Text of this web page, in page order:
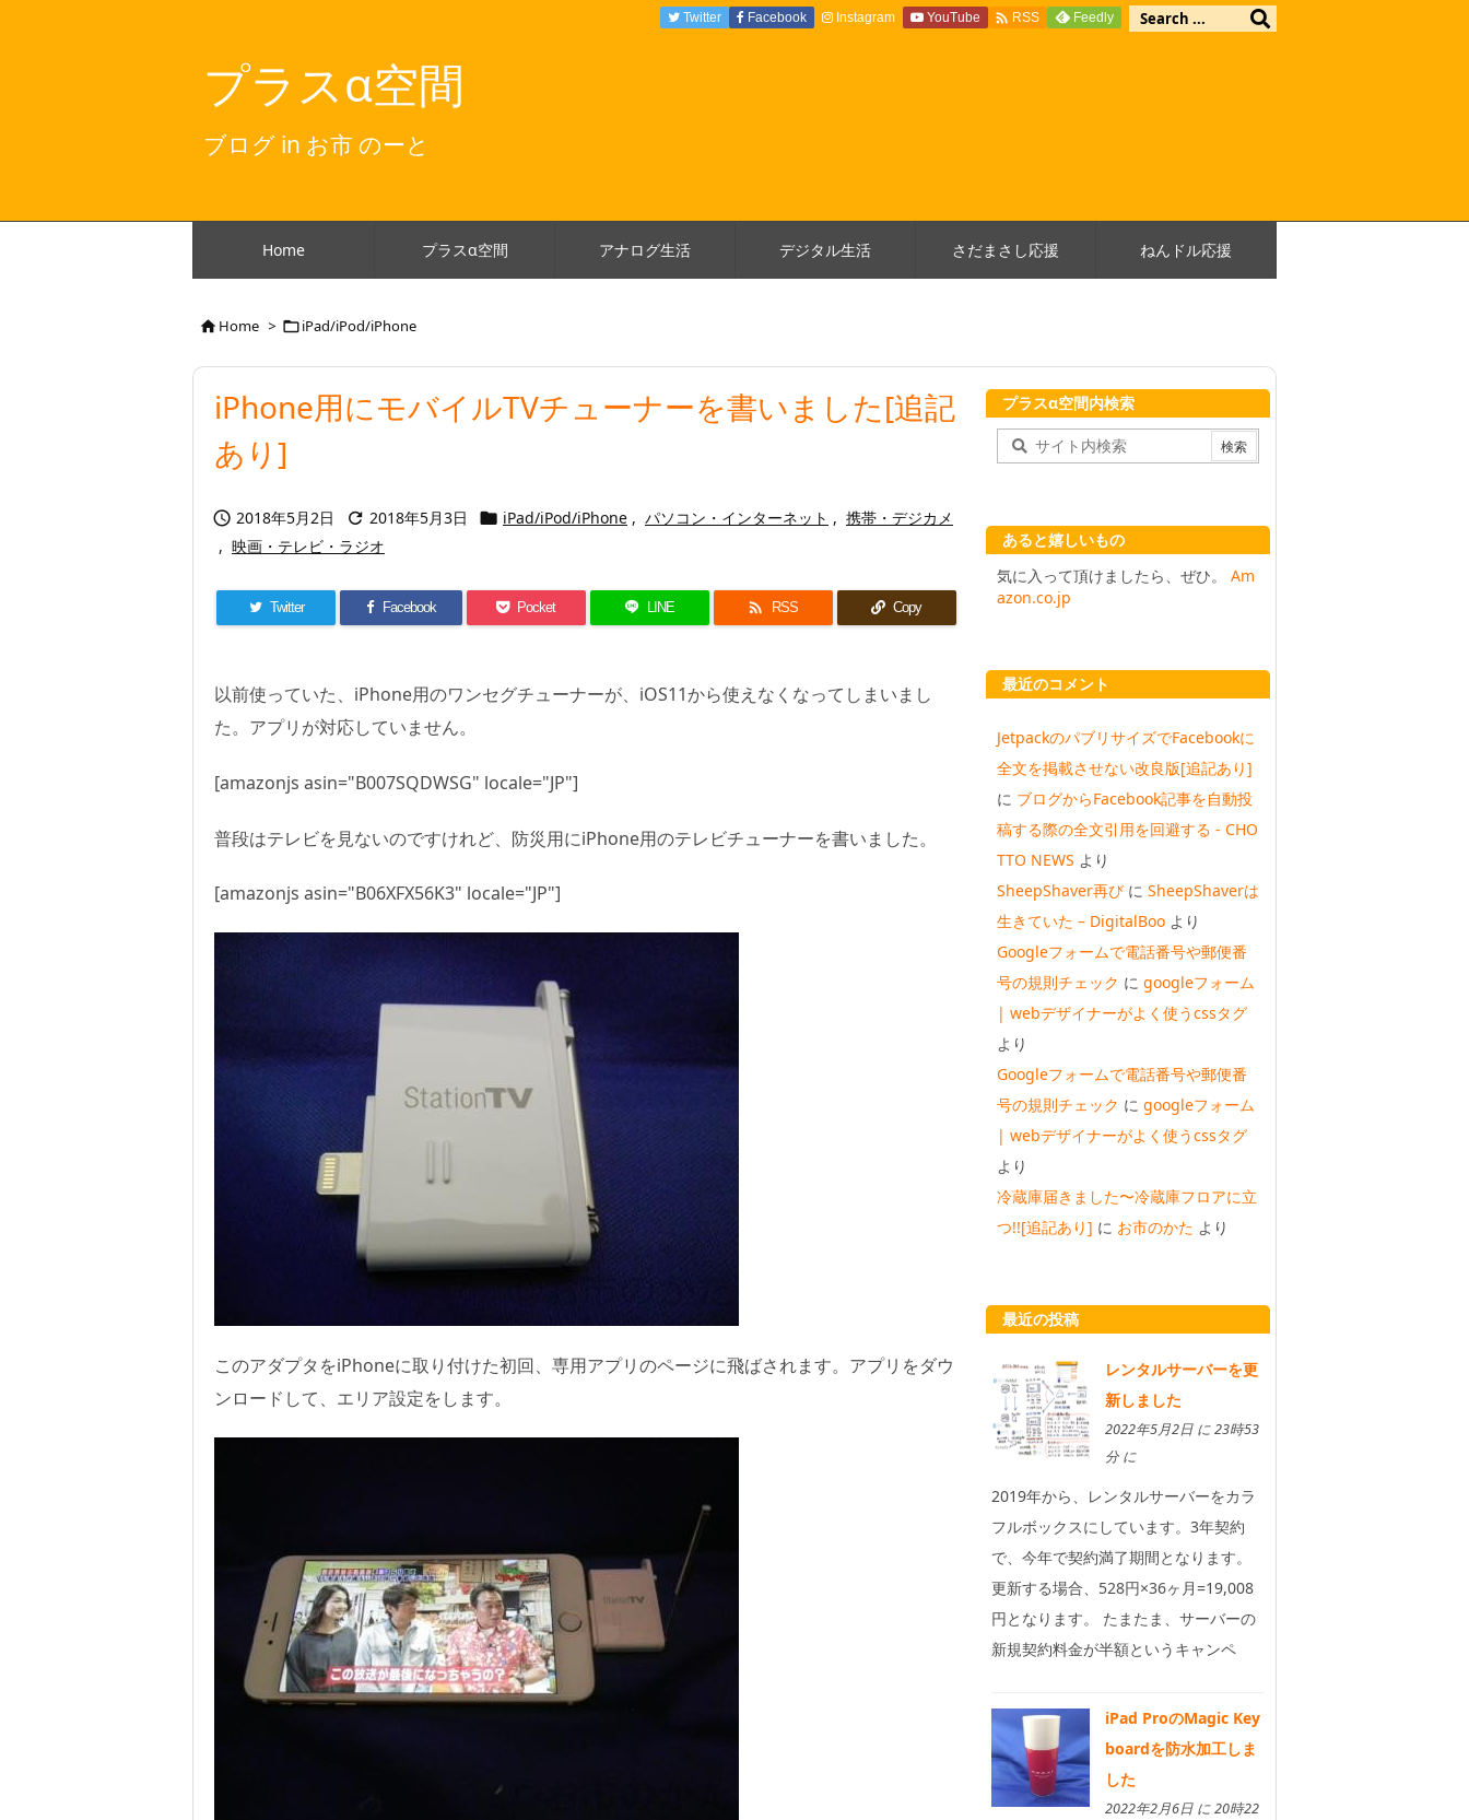
プラスα空間
ブログ in お市 のーと
Home プラスα空間 アナログ生活 デジタル生活 さだまさし応援 ねんドル応援
Twitter Facebook Instagram YouTube  RSS Feedly
Home > iPad/iPod/iPhone
iPhone用にモバイルTVチューナーを書いました[追記
あり]
 2018年5月2日  2018年5月3日  iPad/iPod/iPhone , パソコン・インターネット , 携帯・デジカメ
, 映画・テレビ・ラジオ
Twitter Facebook Pocket LINE  RSS Copy
以前使っていた、iPhone用のワンセグチューナーが、iOS11から使えなくなってしまいまし
た。アプリが対応していません。
[amazonjs asin="B007SQDWSG" locale="JP"]
普段はテレビを見ないのですけれど、防災用にiPhone用のテレビチューナーを書いました。
[amazonjs asin="B06XFX56K3" locale="JP"]
このアダプタをiPhoneに取り付けた初回、専用アプリのページに飛ばされます。アプリをダウ
ンロードして、エリア設定をします。
プラスα空間内検索
あると嬉しいもの
気に入って頂けましたら、ぜひ。 Am
azon.co.jp
最近のコメント
JetpackのパブリサイズでFacebookに
全文を掲載させない改良版[追記あり]
に ブログからFacebook記事を自動投
稿する際の全文引用を回避する - CHO
TTO NEWS より
SheepShaver再び に SheepShaverは
生きていた – DigitalBoo より
Googleフォームで電話番号や郵便番
号の規則チェック に googleフォーム
| webデザイナーがよく使うcssタグ
より
Googleフォームで電話番号や郵便番
号の規則チェック に googleフォーム
| webデザイナーがよく使うcssタグ
より
冷蔵庫届きました〜冷蔵庫フロアに立
つ!![追記あり] に お市のかた より
最近の投稿
レンタルサーバーを更
新しました
2022年5月2日 に 23時53
分 に
2019年から、レンタルサーバーをカラ
フルボックスにしています。3年契約
で、今年で契約満了期間となります。
更新する場合、528円×36ヶ月=19,008
円となります。 たまたま、サーバーの
新規契約料金が半額というキャンペ
iPad ProのMagic Key
boardを防水加工しま
した
2022年2月6日 に 20時22